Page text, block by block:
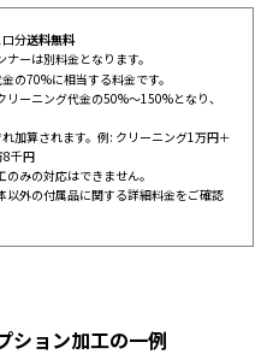
分送料無料
ーは別料金となります。
の70%に相当する料金です。
ーニング代金の50%～150%となり、
加算されます。例: クリーニング1万円＋
8千円
みの対応はできません。
外の付属品に関する詳細料金をご確認
ション加工の一例